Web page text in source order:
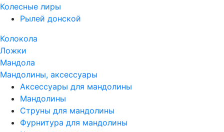
Колесные лиры
Рылей донской
Колокола
Ложки
Мандола
Мандолины, аксессуары
Аксессуары для мандолины
Мандолины
Струны для мандолины
Фурнитура для мандолины